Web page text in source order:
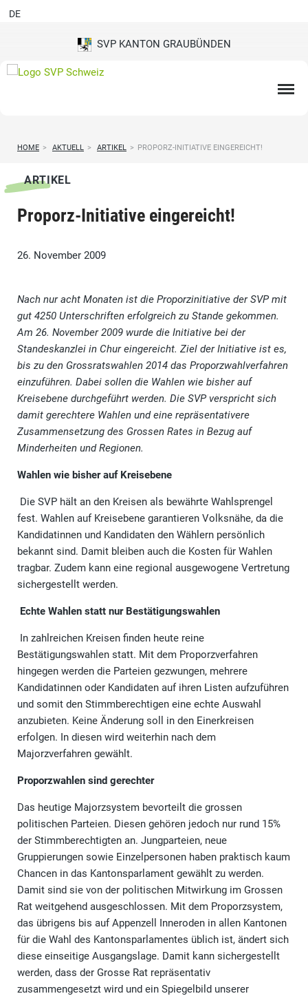
SVP KANTON GRAUBÜNDEN
DE
HOME > AKTUELL > ARTIKEL > PROPORZ-INITIATIVE EINGEREICHT!
ARTIKEL
Proporz-Initiative eingereicht!
26. November 2009
Nach nur acht Monaten ist die Proporzinitiative der SVP mit
gut 4250 Unterschriften erfolgreich zu Stande gekommen.
Am 26. November 2009 wurde die Initiative bei der
Standeskanzlei in Chur eingereicht. Ziel der Initiative ist es,
bis zu den Grossratswahlen 2014 das Proporzwahlverfahren
einzuführen. Dabei sollen die Wahlen wie bisher auf
Kreisebene durchgeführt werden. Die SVP verspricht sich
damit gerechtere Wahlen und eine repräsentativere
Zusammensetzung des Grossen Rates in Bezug auf
Minderheiten und Regionen.
Wahlen wie bisher auf Kreisebene
Die SVP hält an den Kreisen als bewährte Wahlsprengel
fest. Wahlen auf Kreisebene garantieren Volksnähe, da die
Kandidatinnen und Kandidaten den Wählern persönlich
bekannt sind. Damit bleiben auch die Kosten für Wahlen
tragbar. Zudem kann eine regional ausgewogene Vertretung
sichergestellt werden.
Echte Wahlen statt nur Bestätigungswahlen
In zahlreichen Kreisen finden heute reine
Bestätigungswahlen statt. Mit dem Proporzverfahren
hingegen werden die Parteien gezwungen, mehrere
Kandidatinnen oder Kandidaten auf ihren Listen aufzuführen
und somit den Stimmberechtigen eine echte Auswahl
anzubieten. Keine Änderung soll in den Einerkreisen
erfolgen. In diesen wird weiterhin nach dem
Majorzverfahren gewählt.
Proporzwahlen sind gerechter
Das heutige Majorzsystem bevorteilt die grossen
politischen Parteien. Diesen gehören jedoch nur rund 15%
der Stimmberechtigten an. Jungparteien, neue
Gruppierungen sowie Einzelpersonen haben praktisch kaum
Chancen in das Kantonsparlament gewählt zu werden.
Damit sind sie von der politischen Mitwirkung im Grossen
Rat weitgehend ausgeschlossen. Mit dem Proporzsystem,
das übrigens bis auf Appenzell Inneroden in allen Kantonen
für die Wahl des Kantonsparlamentes üblich ist, ändert sich
diese einseitige Ausgangslage. Damit kann sichergestellt
werden, dass der Grosse Rat repräsentativ
zusammengesetzt wird und ein Spiegelbild unserer